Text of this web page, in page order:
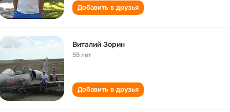
Добавить в друзья
Виталий Зорин
55 лет
Добавить в друзья